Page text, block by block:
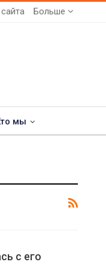
Больше
мы
с его